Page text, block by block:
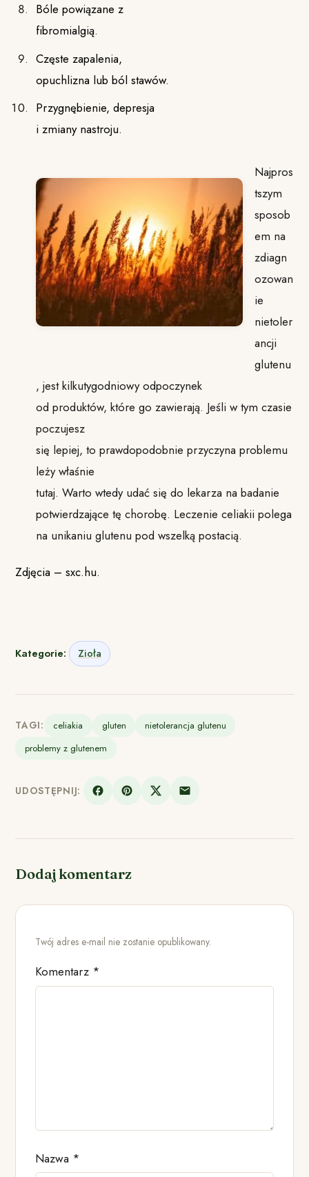
Bóle powiązane z
fibromialgią.
Częste zapalenia,
opuchlizna lub ból stawów.
Przygnębienie, depresja
i zmiany nastroju.
Najpros
tszym
sposob
em na
zdiagn
ozowan
ie
nietoler
ancji
glutenu
, jest kilkutygodniowy odpoczynek
od produktów, które go zawierają. Jeśli w tym czasie
poczujesz
się lepiej, to prawdopodobnie przyczyna problemu
leży właśnie
tutaj. Warto wtedy udać się do lekarza na badanie
potwierdzające tę chorobę. Leczenie celiakii polega
na unikaniu glutenu pod wszelką postacią.
Zdjęcia – sxc.hu.
Kategorie: Zioła
TAGI: celiakia gluten
nietolerancja glutenu
problemy z glutenem
UDOSTĘPNIJ:
Dodaj komentarz
Twój adres e-mail nie zostanie opublikowany.
Komentarz *
Nazwa *